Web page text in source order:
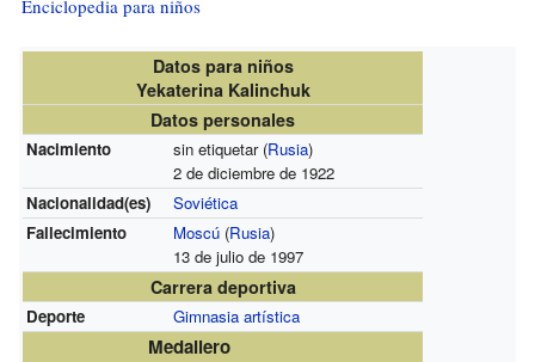
Enciclopedia para niños
Datos para niños
Yekaterina Kalinchuk
Datos personales
Nacimiento sin etiquetar (Rusia)
2 de diciembre de 1922
Nacionalidad(es)
Soviética
Fallecimiento
Moscú(Rusia)
13 de julio de 1997
Carrera deportiva
Deporte Gimnasia artística
Medallero